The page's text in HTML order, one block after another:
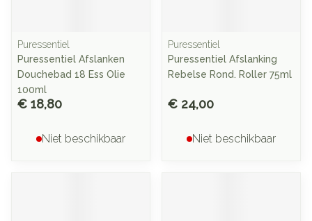
Puressentiel
Puressentiel Afslanken
Douchebad 18 Ess Olie
100ml
€ 18,80
Niet beschikbaar
Puressentiel
Puressentiel Afslanking
Rebelse Rond. Roller 75ml
€ 24,00
Niet beschikbaar